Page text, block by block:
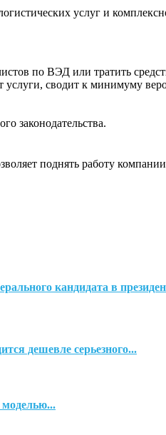
услуг и
по ВЭД или тратить
сводит к минимуму
законодательства.
поднять работу
кандидата в
дешевле серьезного...
моделью...